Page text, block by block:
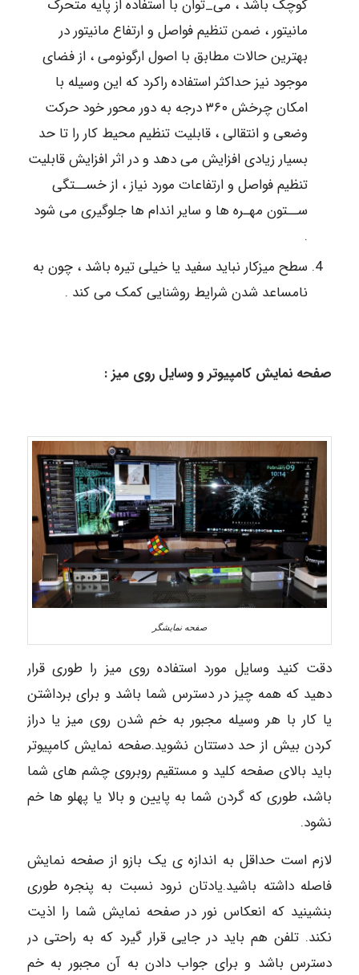
کوچک باشد ، می_توان با استفاده از پایه متحرک
مانیتور ، ضمن تنظیم فواصل و ارتفاع مانیتور در
بهترین حالات مطابق با اصول ارگونومی ، از فضای
موجود نیز حداکثر استفاده راکرد که این وسیله با
امکان چرخش ۳۶۰ درجه به دور محور خود حرکت
وضعی و انتقالی ، قابلیت تنظیم محیط کار را تا حد
بسیار زیادی افزایش می دهد و در اثر افزایش قابلیت
تنظیم فواصل و ارتفاعات مورد نیاز ، از خســتگی
ســتون مهـره ها و سایر اندام ها جلوگیری می شود
.
سطح میزکار نباید سفید یا خیلی تیره باشد ، چون به
نامساعد شدن شرایط روشنایی کمک می کند .
صفحه نمایش کامپیوتر و وسایل روی میز :
صفحه نمایشگر
دقت کنید وسایل مورد استفاده روی میز را طوری قرار
دهید که همه چیز در دسترس شما باشد و برای برداشتن
یا کار با هر وسیله مجبور به خم شدن روی میز یا دراز
کردن بیش از حد دستتان نشوید.صفحه نمایش کامپیوتر
باید بالای صفحه کلید و مستقیم روبروی چشم های شما
باشد، طوری که گردن شما به پایین و بالا یا پهلو ها خم
نشود.
لازم است حداقل به اندازه ی یک بازو از صفحه نمایش
فاصله داشته باشید.یادتان نرود نسبت به پنجره طوری
بنشینید که انعکاس نور در صفحه نمایش شما را اذیت
نکند. تلفن هم باید در جایی قرار گیرد که به راحتی در
دسترس باشد و برای جواب دادن به آن مجبور به خم